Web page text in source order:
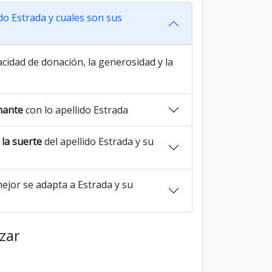
Estrada y cuales son sus
de donación, la generosidad y la
con lo apellido Estrada
suertedel apellido Estrada y su
se adapta a Estrada y su